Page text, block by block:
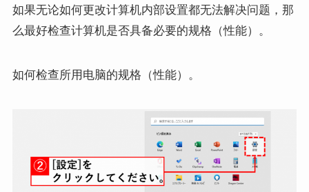
如果无论如何更改计算机内部设置都无法解决问题，那
么最好检查计算机是否具备必要的规格（性能）。
如何检查所用电脑的规格（性能）。